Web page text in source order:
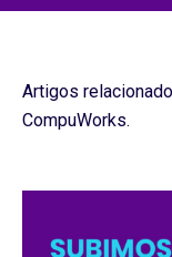
Artigos
CompuWorks.